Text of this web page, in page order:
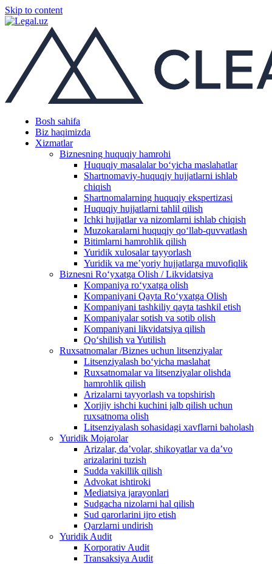
Skip to content
Bosh sahifa
Biz haqimizda
Xizmatlar
Biznesning huquqiy hamrohi
Huquqiy masalalar boʻyicha maslahatlar
Shartnomaviy-huquqiy hujjatlarni ishlab
chiqish
Shartnomalarning huquqiy ekspertizasi
Huquqiy hujjatlarni tahlil qilish
Ichki hujjatlar va nizomlarni ishlab chiqish
Muzokaralarni huquqiy qoʻllab-quvvatlash
Bitimlarni hamrohlik qilish
Yuridik xulosalar tayyorlash
Yuridik va me’yoriy hujjatlarga muvofiqlik
Biznesni Ro‘yxatga Olish / Likvidatsiya
Kompaniya ro‘yxatga olish
Kompaniyani Qayta Ro‘yxatga Olish
Kompaniyani tashkiliy qayta tashkil etish
Kompaniyalar sotish va sotib olish
Kompaniyani likvidatsiya qilish
Qo‘shilish va Yutilish
Ruxsatnomalar /Biznes uchun litsenziyalar
Litsenziyalash boʻyicha maslahat
Ruxsatnomalar va litsenziyalar olishda
hamrohlik qilish
Arizalarni tayyorlash va topshirish
Xorijiy ishchi kuchini jalb qilish uchun
ruxsatnoma olish
Litsenziyalash sohasidagi xavflarni baholash
Yuridik Mojarolar
Arizalar, daʼvolar, shikoyatlar va daʼvo
arizalarini tuzish
Sudda vakillik qilish
Advokat ishtiroki
Mediatsiya jarayonlari
Sudgacha nizolarni hal qilish
Sud qarorlarini ijro etish
Qarzlarni undirish
Yuridik Audit
Korporativ Audit
Transaksiya Audit